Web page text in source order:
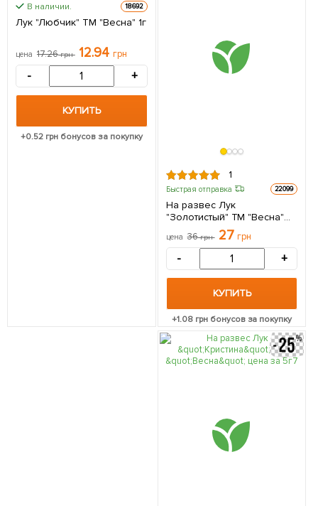
В наличии. 18692
Лук "Любчик" ТМ "Весна" 1г
цена 17.26грн 12.94 грн
- +
КУПИТЬ
+0.52 грн бонусов за покупку
1
Быстрая отправка 22099
На развес Лук
"Золотистый" ТМ "Весна"
цена 36грн 27 грн
- +
КУПИТЬ
+1.08грн бонусов за покупку